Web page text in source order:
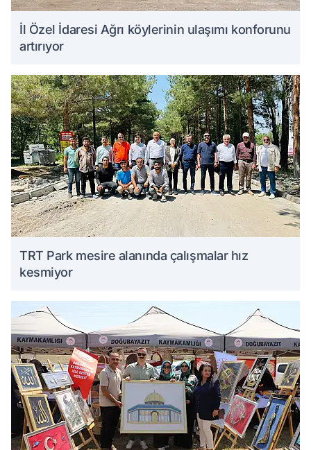
İl Özel İdaresi Ağrı köylerinin ulaşımı konforunu
artırıyor
TRT Park mesire alanında çalışmalar hız
kesmiyor